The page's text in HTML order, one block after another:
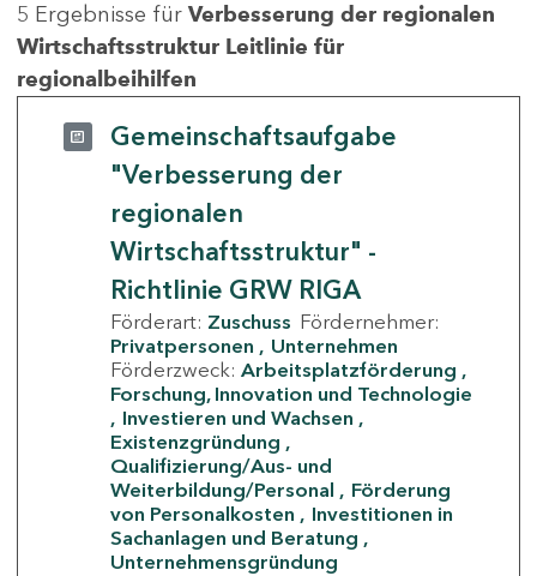
5 Ergebnisse für Verbesserung der regionalen
Wirtschaftsstruktur Leitlinie für
regionalbeihilfen
Gemeinschaftsaufgabe
"Verbesserung der
regionalen
Wirtschaftsstruktur" -
Richtlinie GRW RIGA
Förderart: Zuschuss Fördernehmer:
Privatpersonen
Unternehmen
Förderzweck: Arbeitsplatzförderung
Forschung, Innovation und Technologie
Investieren und Wachsen
Existenzgründung
Qualifizierung/Aus- und
Weiterbildung/Personal
Förderung
von Personalkosten
Investitionen in
Sachanlagen und Beratung
Unternehmensgründung